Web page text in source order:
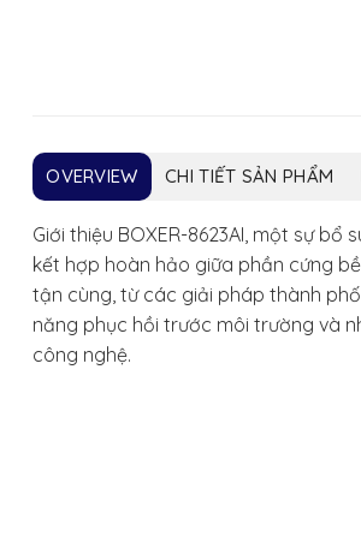
OVERVIEW CHI TIẾT SẢN PHẨM
Giới thiệu BOXER-8623AI, một sự
kết hợp hoàn hảo giữa phần cứng
tận cùng, từ các giải pháp thành
năng phục hồi trước môi trường và
công nghệ.